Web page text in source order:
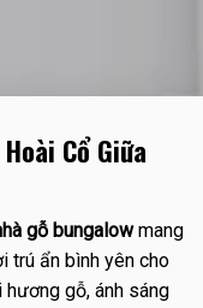
Cổ Giữa
gỗ bungalowmang
trú ẩn bình yên cho
gỗ, ánh sáng